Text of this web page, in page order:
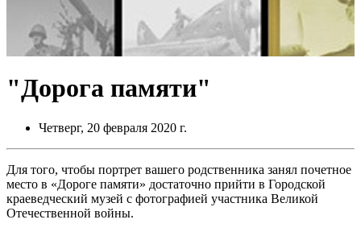
"Дорога памяти"
Четверг, 20 февраля 2020 г.
Для того, чтобы портрет вашего родственника занял почетное
место в «Дороге памяти» достаточно прийти в Городской
краеведческий музей с фотографией участника Великой
Отечественной войны.